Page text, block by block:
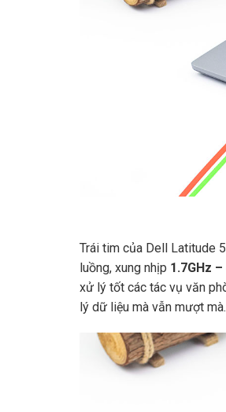
Trái tim của Dell Latitude
luồng, xung nhịp 1.7GHz
xử lý tốt các tác vụ văn
lý dữ liệu mà vẫn mượt mà.